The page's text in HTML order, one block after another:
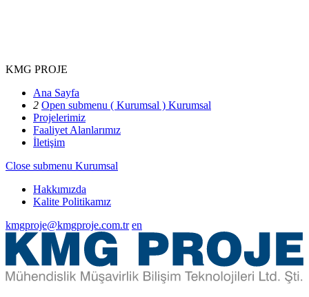
KMG PROJE
Ana Sayfa
2 Open submenu ( Kurumsal ) Kurumsal
Projelerimiz
Faaliyet Alanlarımız
İletişim
Close submenu Kurumsal
Hakkımızda
Kalite Politikamız
kmgproje@kmgproje.com.tr en